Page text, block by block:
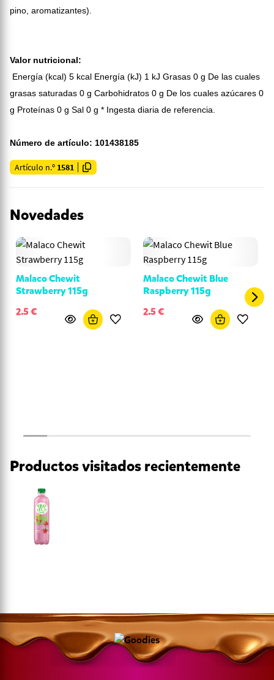
pino, aromatizantes).
Valor nutricional:
Energía (kcal) 5 kcal Energía (kJ) 1 kJ Grasas 0 g De las cuales
grasas saturadas 0 g Carbohidratos 0 g De los cuales azúcares 0
g Proteínas 0 g Sal 0 g * Ingesta diaria de referencia.
Número de artículo: 101438185
Artículo n.º 1581
Novedades
Malaco Chewit
Strawberry 115g
2.5 €
Malaco Chewit Blue
Raspberry 115g
2.5 €
Productos visitados recientemente